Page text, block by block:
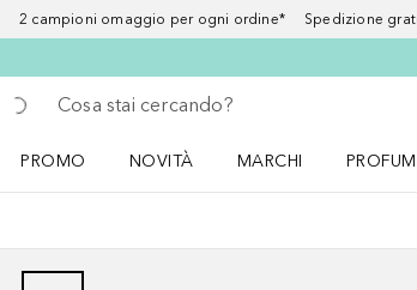
2 campioni omaggio per ogni ordine* Spedizione
Torna indietro
Esegui ricerca
PROMO
NOVITÀ
MARCHI